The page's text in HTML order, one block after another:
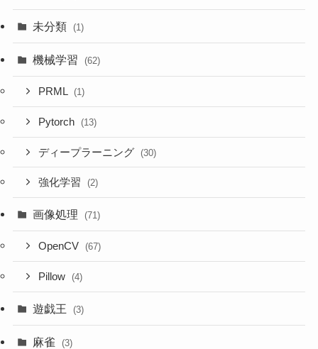
未分類 (1)
機械学習 (62)
PRML (1)
Pytorch (13)
ディープラーニング (30)
強化学習 (2)
画像処理 (71)
OpenCV (67)
Pillow (4)
遊戯王 (3)
麻雀 (3)